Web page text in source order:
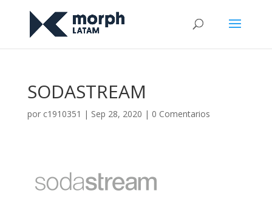
SODASTREAM
por c1910351 | Sep 28, 2020 | 0 Comentarios